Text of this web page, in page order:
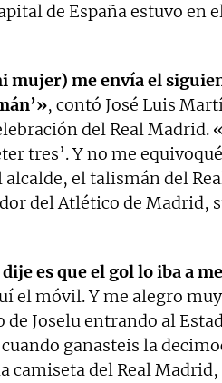
de España estuvo en
me envía el
, contó José Luis
del Real Madrid.
tres’. Y no me
el talismán del
del Atlético de Madrid,
es que el gol lo iba a
el móvil. Y me alegro
Joselu entrando al
ganasteis la
camiseta del Real